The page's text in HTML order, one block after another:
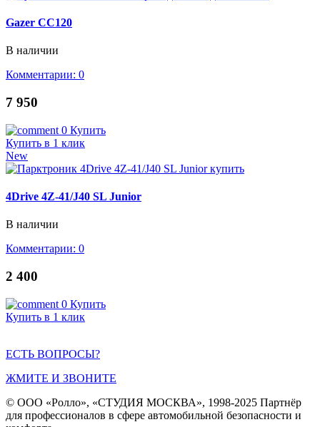
Gazer CC120
В наличии
Комментарии: 0
7 950
0 Купить
Купить в 1 клик
New
4Drive 4Z-41/J40 SL Junior
В наличии
Комментарии: 0
2 400
0 Купить
Купить в 1 клик
ЕСТЬ ВОПРОСЫ?
ЖМИТЕ И ЗВОНИТЕ
© ООО «Ролло», «СТУДИЯ МОСКВА», 1998-2025 Партнёр
для профессионалов в сфере автомобильной безопасности и